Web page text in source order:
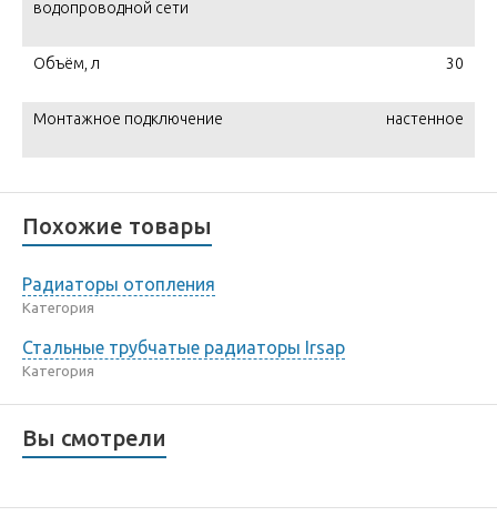
водопроводной сети
Объём, л 30
Монтажное подключение настенное
Похожие товары
Радиаторы отопления
Категория
Стальные трубчатые радиаторы Irsap
Категория
Вы смотрели